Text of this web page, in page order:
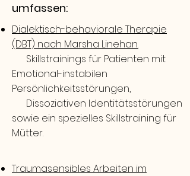
umfassen:
Dialektisch-behaviorale Therapie
(DBT) nach Marsha Linehan.
Skillstrainings für Patienten mit
Emotional-instabilen
Persönlichkeitsstörungen,
Dissoziativen Identitätsstörungen
sowie ein spezielles Skillstraining für
Mütter.
Traumasensibles Arbeiten im